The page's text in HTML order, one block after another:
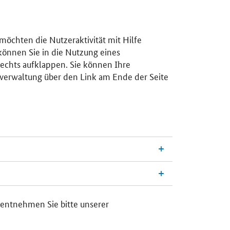
die Nutzeraktivität mit Hilfe
Sie in die Nutzung eines
aufklappen. Sie können Ihre
über den Link am Ende der Seite
Sie bitte unserer